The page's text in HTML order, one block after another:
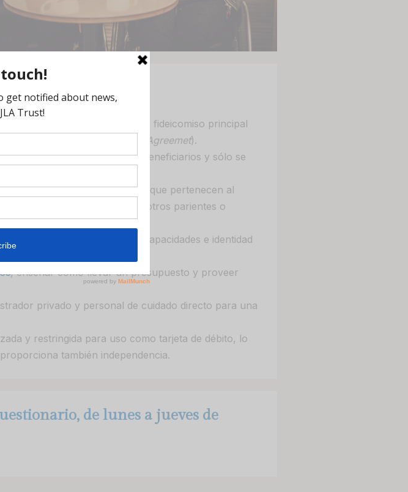
un documento de fondos de fideicomiso principal
de “Acuerdo” Joinder Agreemet).
(ITA)para cada uno de los beneficiarios y sólo se
deprimera persona-fondos
que pertenecen al
provenientes de los padres u otros parientes o
las creencias religiosas, discapacidades e identidad
, enseñar cómo llevar un presupuesto y proveer
privado y personal de cuidado directo para una
y restringida para uso como tarjeta de débito, lo
también independencia.
de lunes a jueves de